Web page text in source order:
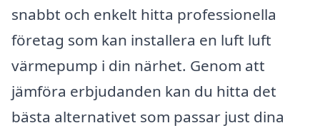
snabbt och enkelt hitta professionella
företag som kan installera en luft luft
värmepump i din närhet. Genom att
jämföra erbjudanden kan du hitta det
bästa alternativet som passar just dina